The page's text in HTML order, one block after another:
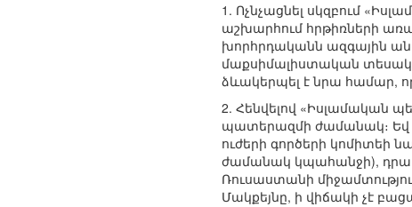
1. Ոչնչացնել սկզբում
աշխարհում հրթիռների
խորհրդականն ազգային
մաքսիմալիստական
ձևակերպել է նրա համար,
2. Հենվելով «Իսլամական
պատերազմի ժամանակ։ Եվ
ուժերի գործերի կոմիտեի
ժամանակ կպահանջի), դրա
Ռուսաստանի
Մակքեյնը, ի վիճակի չէ